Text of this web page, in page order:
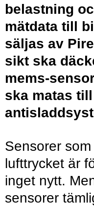
belastning
mätdata till
säljas av
sikt ska
mems-
ska matas
Sensorer
lufttrycket är
inget nytt.
sensorer